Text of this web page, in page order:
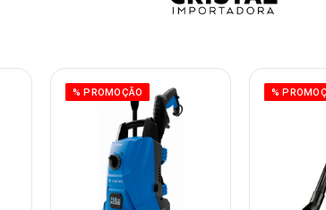
% PROMOÇÃO %